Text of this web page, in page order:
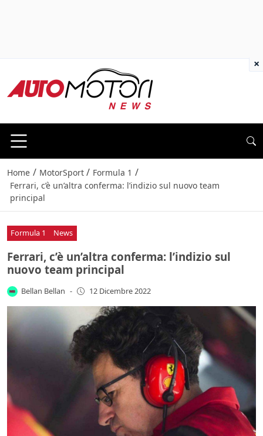
Home / MotorSport / Formula 1 /
Ferrari, c’è un’altra conferma: l’indizio sul nuovo team
principal
Formula 1 News
Ferrari, c’è un’altra conferma: l’indizio sul
nuovo team principal
Bellan Bellan - 12 Dicembre 2022
×